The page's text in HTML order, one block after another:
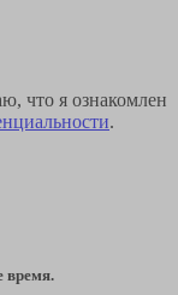
что я ознакомлен
.
время.